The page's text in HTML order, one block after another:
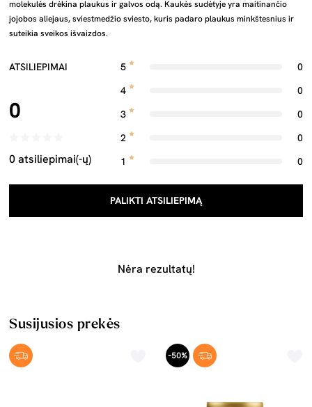
molekulės drėkina plaukus ir galvos odą. Kaukės sudėtyje yra maitinančio
jojobos aliejaus, sviestmedžio sviesto, kuris padaro plaukus minkštesnius ir
suteikia sveikos išvaizdos.
ATSILIEPIMAI
0
0 atsiliepimai(-ų)
5
0
4
0
3
0
2
0
1
0
PALIKTI ATSILIEPIMĄ
Nėra rezultatų!
Susijusios prekės
-50%